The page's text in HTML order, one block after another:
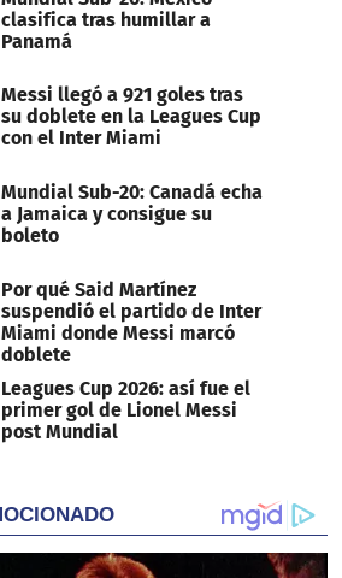
clasifica tras humillar a
Panamá
Messi llegó a 921 goles tras
su doblete en la Leagues Cup
con el Inter Miami
Mundial Sub-20: Canadá echa
a Jamaica y consigue su
boleto
Por qué Said Martínez
suspendió el partido de Inter
Miami donde Messi marcó
doblete
Leagues Cup 2026: así fue el
primer gol de Lionel Messi
post Mundial